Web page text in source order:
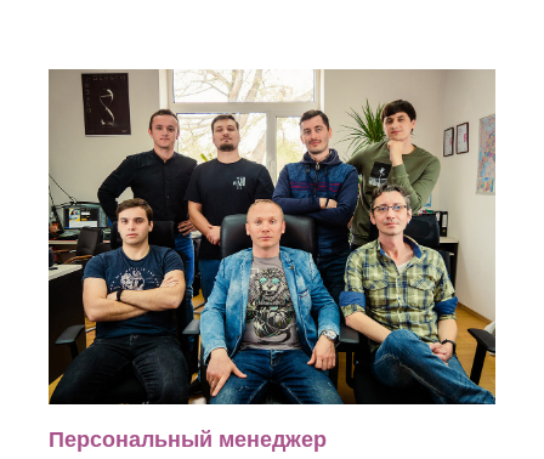
Персональный менеджер